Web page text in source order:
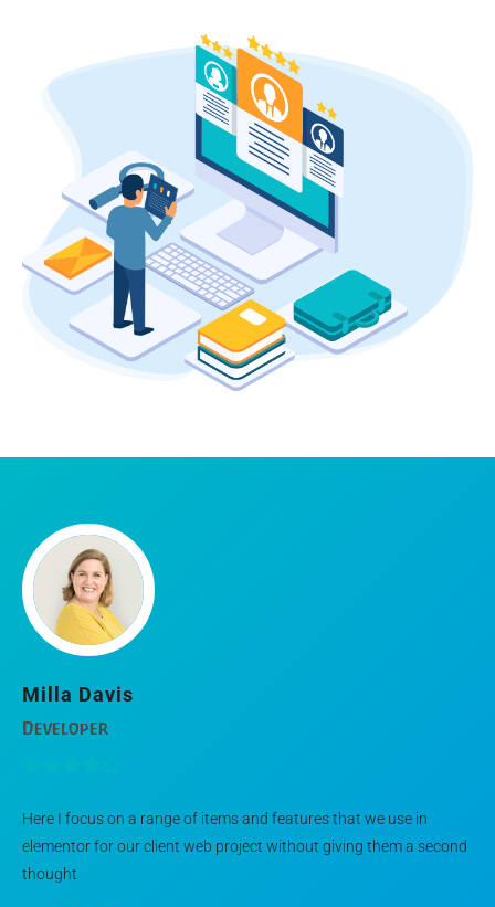
Milla Davis
Developer
Here I focus on a range of items and features that we use in
elementor for our client web project without giving them a second
thought